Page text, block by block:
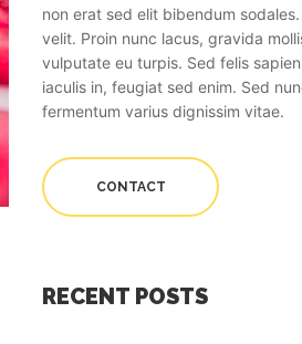
non erat sed elit bibendum
velit. Proin nunc lacus, gravida
vulputate eu turpis. Sed felis
iaculis in, feugiat sed enim. Sed
fermentum varius dignissim vitae.
CONTACT
RECENT POSTS